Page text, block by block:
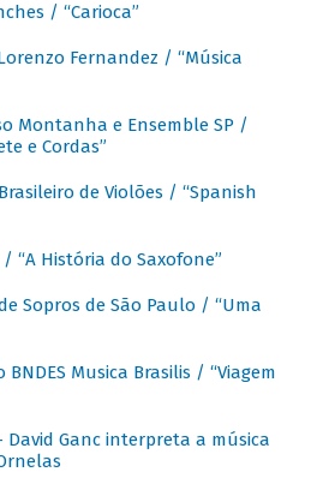
/ “Carioca”
Fernandez / “Música
Montanha e Ensemble SP /
e Cordas”
de Violões / “Spanish
“A História do Saxofone”
Sopros de São Paulo / “Uma
BNDES Musica Brasilis / “Viagem
Ganc interpreta a música